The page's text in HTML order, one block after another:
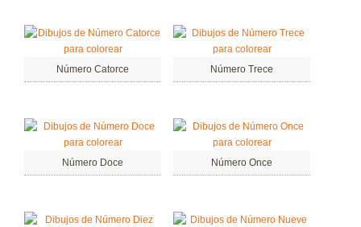
Número Catorce Número Trece
Número Doce Número Once